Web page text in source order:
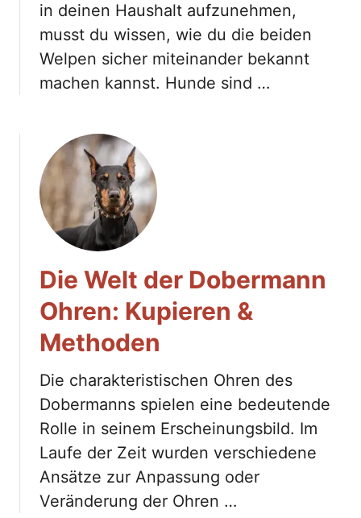
in deinen Haushalt aufzunehmen,
musst du wissen, wie du die beiden
Welpen sicher miteinander bekannt
machen kannst. Hunde sind …
Die Welt der Dobermann
Ohren: Kupieren &
Methoden
Die charakteristischen Ohren des
Dobermanns spielen eine bedeutende
Rolle in seinem Erscheinungsbild. Im
Laufe der Zeit wurden verschiedene
Ansätze zur Anpassung oder
Veränderung der Ohren …